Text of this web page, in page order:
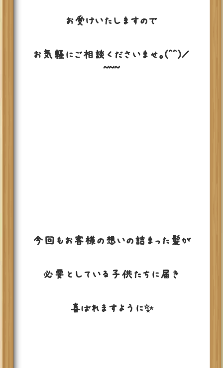
お受けいたしますので
お気軽にご相談くださいませ。(^^)／
~~~
今回もお客様の想いの詰まった髪が
必要としている子供たちに届き
喜ばれますように✨